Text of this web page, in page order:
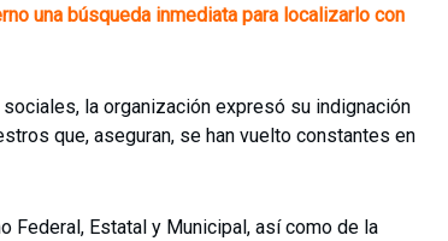
una búsqueda inmediata para localizarlo con
la organización expresó su indignación
que, aseguran, se han vuelto constantes en
Federal, Estatal y Municipal, así como de la